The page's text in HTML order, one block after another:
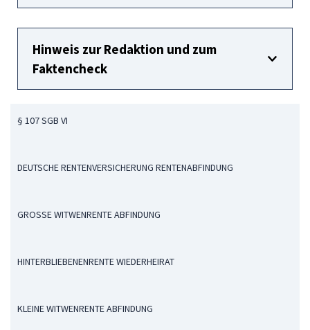
Hinweis zur Redaktion und zum
Faktencheck
§ 107 SGB VI
DEUTSCHE RENTENVERSICHERUNG RENTENABFINDUNG
GROSSE WITWENRENTE ABFINDUNG
HINTERBLIEBENENRENTE WIEDERHEIRAT
KLEINE WITWENRENTE ABFINDUNG